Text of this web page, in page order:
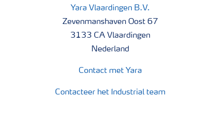
Yara Vlaardingen B.V.
Zevenmanshaven Oost 67
3133 CA Vlaardingen
Nederland
Contact met Yara
Contacteer het Industrial team